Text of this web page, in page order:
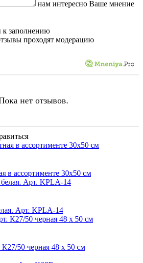
нам интересно Ваше мнение
к заполнению
проходят модерацию
нет отзывов.
в ассортименте 30х50 см
Арт. KPLA-14
50 черная 48 х 50 см